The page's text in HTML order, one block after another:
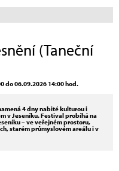
(Taneční
do 06.09.2026 14:00 hod.
4 dny nabité kulturou i
v Jeseníku. Festival probíhá na
– ve veřejném prostoru,
starém průmyslovém areálu i v